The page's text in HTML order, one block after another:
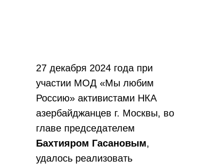
27 декабря 2024 года при
участии МОД «Мы любим
Россию» активистами НКА
азербайджанцев г. Москвы, во
главе председателем
Бахтияром Гасановым,
удалось реализовать